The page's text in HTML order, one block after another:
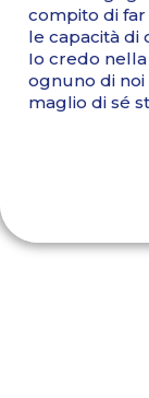
compito di
le capacità di
Io credo
ognuno di noi
maglio di sé